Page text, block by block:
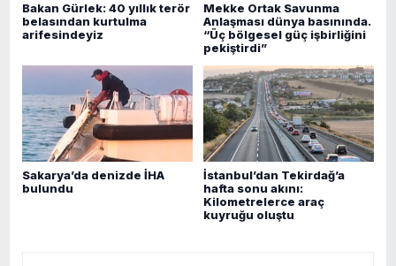
Bakan Gürlek: 40 yıllık terör
belasından kurtulma
arifesindeyiz
Mekke Ortak Savunma
Anlaşması dünya basınında.
“Üç bölgesel güç işbirliğini
pekiştirdi”
Sakarya’da denizde İHA
bulundu
İstanbul’dan Tekirdağ’a
hafta sonu akını:
Kilometrelerce araç
kuyruğu oluştu